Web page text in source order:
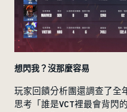
想閃我？沒那麼容易
玩家回饋分析團還調查了全
思考「誰是VCT裡最會背閃